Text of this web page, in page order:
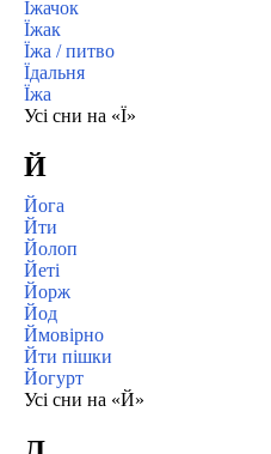
Їжачок
Їжак
Їжа / питво
Їдальня
Їжа
Усі сни на «Ї»
Й
Йога
Йти
Йолоп
Йеті
Йорж
Йод
Ймовірно
Йти пішки
Йогурт
Усі сни на «Й»